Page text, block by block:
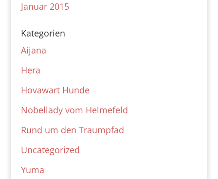
Januar 2015
Kategorien
Aijana
Hera
Hovawart Hunde
Nobellady vom Helmefeld
Rund um den Traumpfad
Uncategorized
Yuma